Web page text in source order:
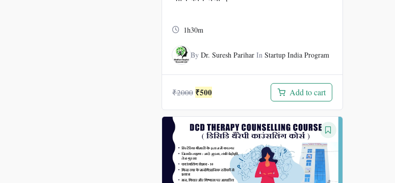
1h30m
By Dr. Suresh PariharIn Startup India Program
₹2000 Original
was:
₹2000.
₹500Current
is:
₹500.
Add to cart